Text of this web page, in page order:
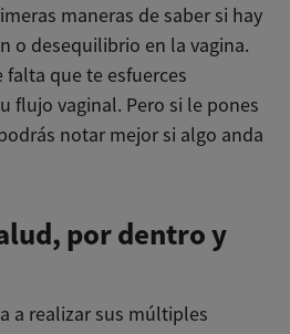
maneras de saber si hay
o desequilibrio en la vagina.
falta que te esfuerces
flujo vaginal. Pero si le pones
notar mejor si algo anda
por dentro y
a realizar sus múltiples